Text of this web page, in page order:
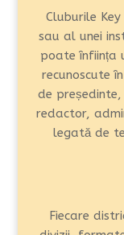
Cluburile
sau al unei
poate înființa
recunoscute
de
redactor,
legată de
Fiecare